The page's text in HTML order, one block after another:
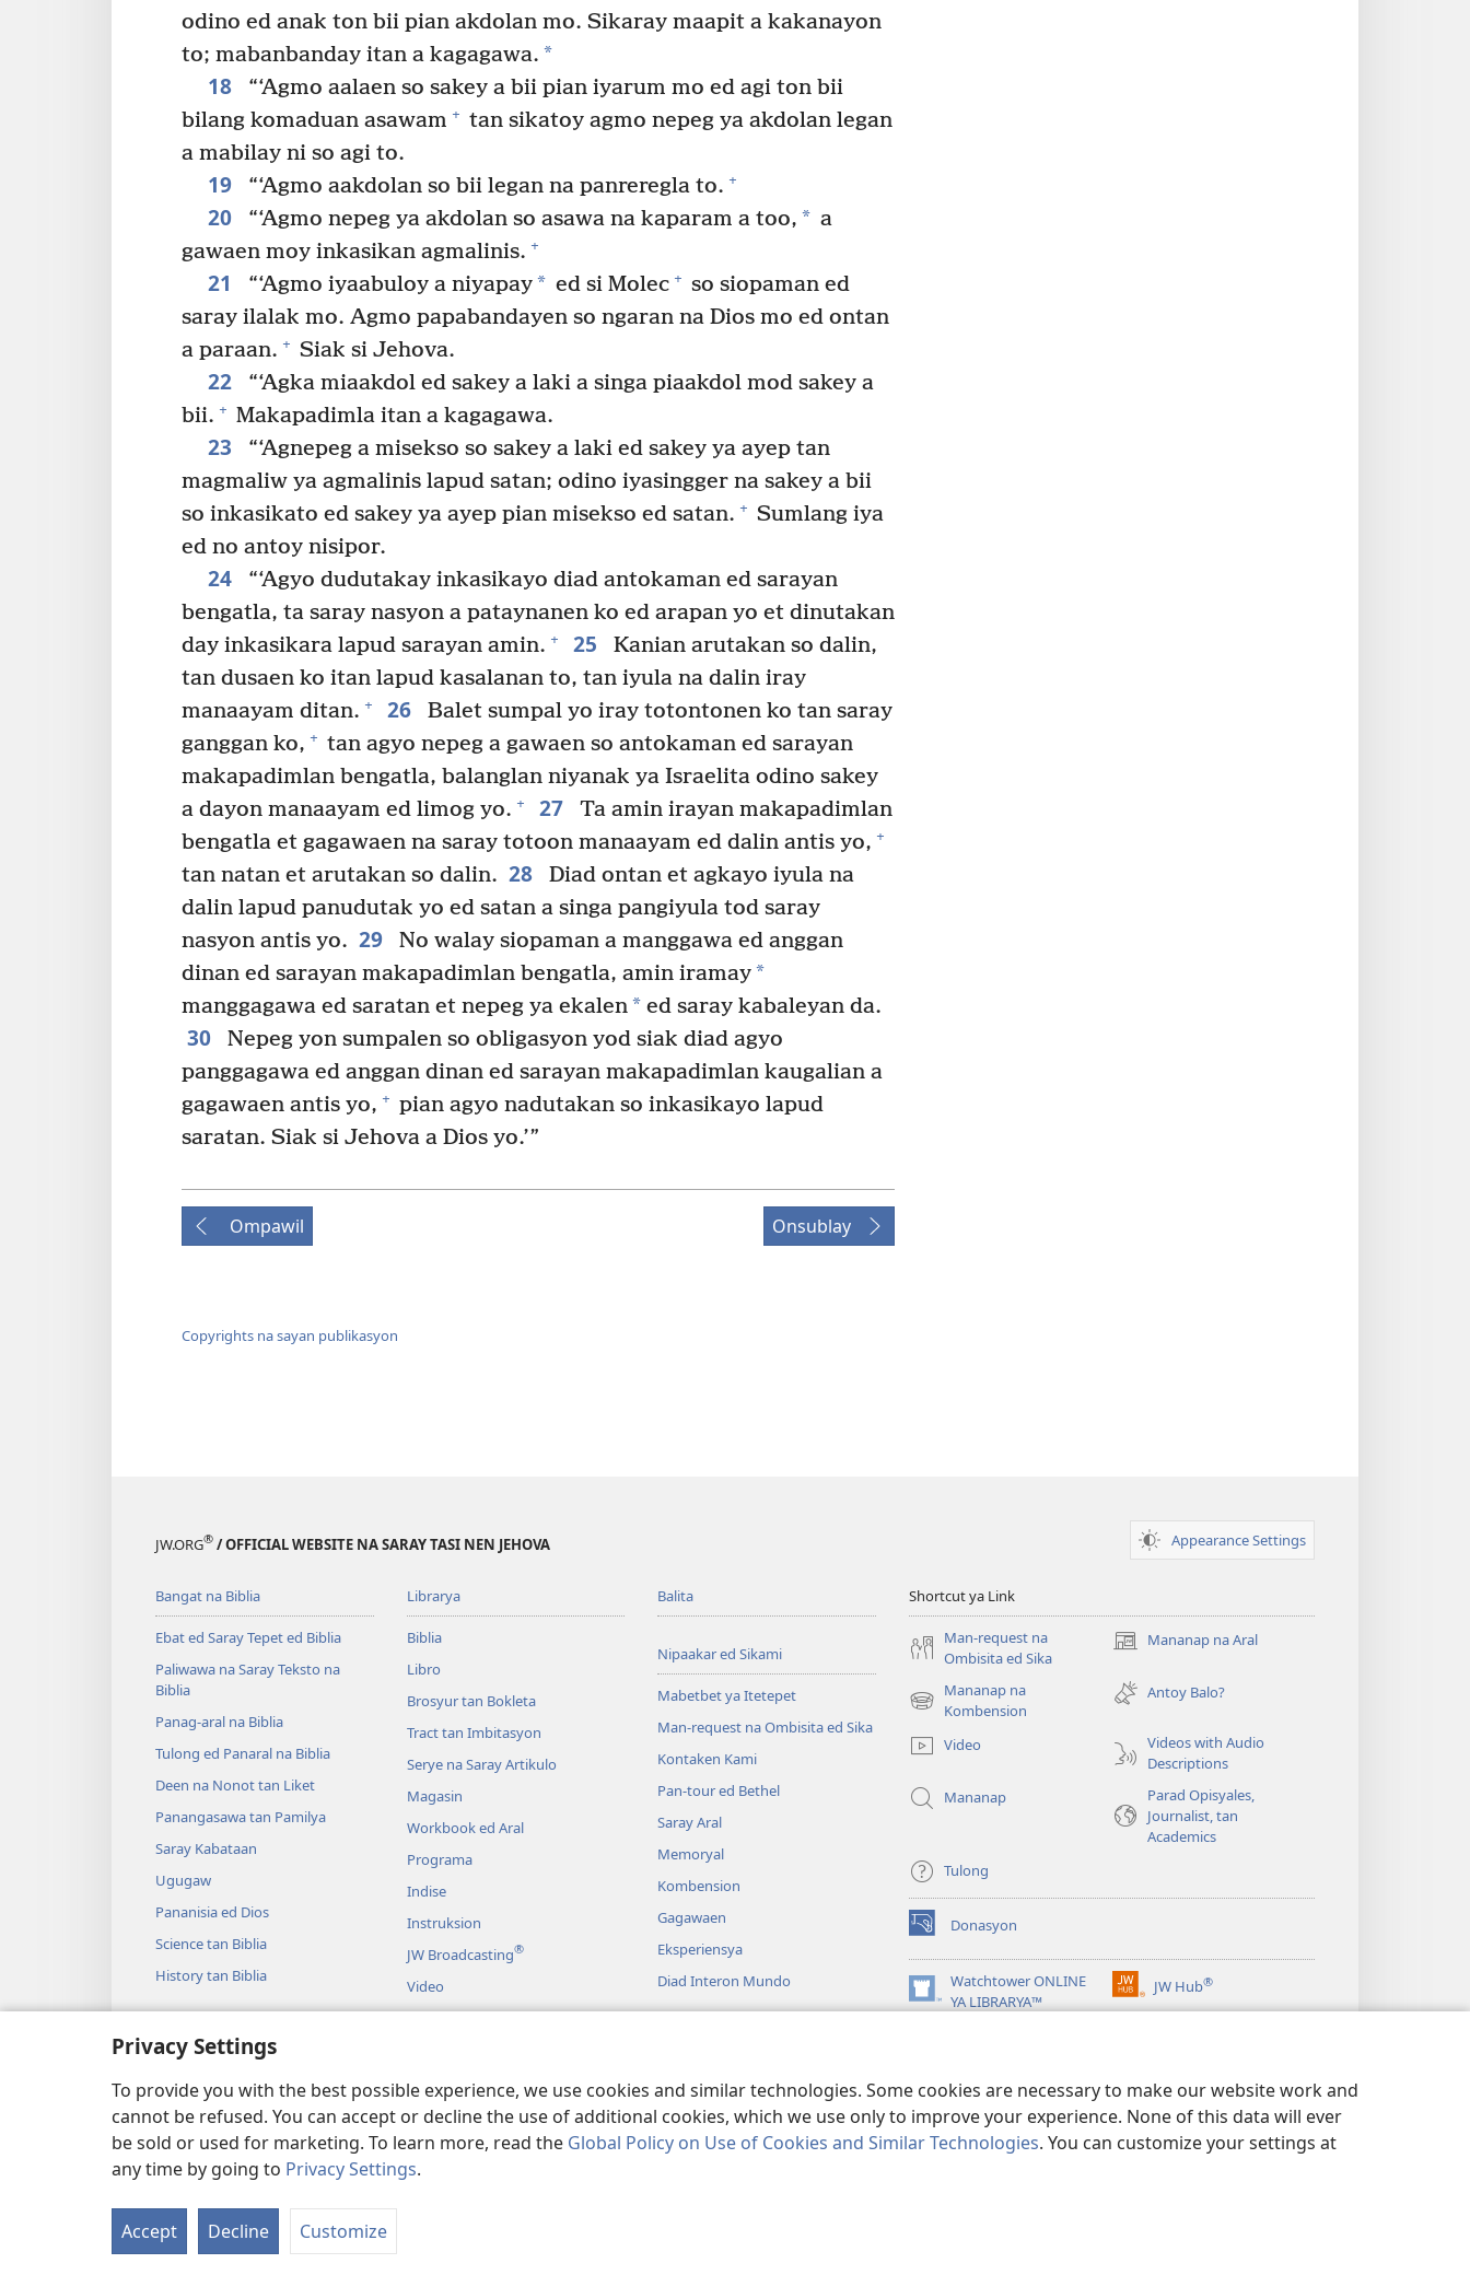
Privacy Settings
To provide you with the best possible experience, we use cookies and similar technologies. Some cookies are necessary to make our website work and
cannot be refused. You can accept or decline the use of additional cookies, which we use only to improve your experience. None of this data will ever
be sold or used for marketing. To learn more, read the Global Policy on Use of Cookies and Similar Technologies. You can customize your settings at
any time by going to Privacy Settings.
Accept Decline Customize
odino ed anak ton bii pian akdolan mo. Sikaray maapit a kakanayon
to; mabanbanday itan a kagagawa. *
18
“‘Agmo aalaen so sakey a bii pian iyarum mo ed agi ton bii
bilang komaduan asawam + tan sikatoy agmo nepeg ya akdolan legan
a mabilay ni so agi to.
19 “‘Agmo aakdolan so bii legan na panreregla to. +
20 “‘Agmo nepeg ya akdolan so asawa na kaparam a too, * a
gawaen moy inkasikan agmalinis. +
21 “‘Agmo iyaabuloy a niyapay* ed si Molec + so siopaman ed
saray ilalak mo. Agmo papabandayen so ngaran na Dios mo ed ontan
a paraan. + Siak si Jehova.
22
“‘Agka miaakdol ed sakey a laki a singa piaakdol mod sakey a
bii. + Makapadimla itan a kagagawa.
23
“‘Agnepeg a misekso so sakey a laki ed sakey ya ayep tan
magmaliw ya agmalinis lapud satan; odino iyasingger na sakey a bii
so inkasikato ed sakey ya ayep pian misekso ed satan. + Sumlang iya
ed no antoy nisipor.
24
“‘Agyo dudutakay inkasikayo diad antokaman ed sarayan
bengatla, ta saray nasyon a pataynanen ko ed arapan yo et dinutakan
day inkasikara lapud sarayan amin. + 25
Kanian arutakan so dalin,
tan dusaen ko itan lapud kasalanan to, tan iyula na dalin iray
manaayam ditan. + 26
Balet sumpal yo iray totontonen ko tan saray
ganggan ko, + tan agyo nepeg a gawaen so antokaman ed sarayan
makapadimlan bengatla, balanglan niyanak ya Israelita odino sakey
a dayon manaayam ed limog yo. + 27
Ta amin irayan makapadimlan
bengatla et gagawaen na saray totoon manaayam ed dalin antis yo, +
tan natan et arutakan so dalin. 28
Diad ontan et agkayo iyula na
dalin lapud panudutak yo ed satan a singa pangiyula tod saray
nasyon antis yo. 29
No walay siopaman a manggawa ed anggan
dinan ed sarayan makapadimlan bengatla, amin iramay*
manggagawa ed saratan et nepeg ya ekalen* ed saray kabaleyan da.
30
Nepeg yon sumpalen so obligasyon yod siak diad agyo
panggagawa ed anggan dinan ed sarayan makapadimlan kaugalian a
gagawaen antis yo, + pian agyo nadutakan so inkasikayo lapud
saratan. Siak si Jehova a Dios yo.’”
Ompawil Onsublay
Copyrights na sayan publikasyon
JW.ORG® / OFFICIAL WEBSITE NA SARAY TASI NEN JEHOVA Appearance Settings
Bangat na Biblia
Ebat ed Saray Tepet ed Biblia
Paliwawa na Saray Teksto na
Biblia
Panag-aral na Biblia
Tulong ed Panaral na Biblia
Deen na Nonot tan Liket
Panangasawa tan Pamilya
Saray Kabataan
Ugugaw
Pananisia ed Dios
Science tan Biblia
History tan Biblia
Librarya
Biblia
Libro
Brosyur tan Bokleta
Tract tan Imbitasyon
Serye na Saray Artikulo
Magasin
Workbook ed Aral
Programa
Indise
Instruksion
JW Broadcasting®
Video
Musika
Dramatikon Panagbasa na Biblia
Balita
Nipaakar ed Sikami
Mabetbet ya Itetepet
Man-request na Ombisita ed Sika
Kontaken Kami
Pan-tour ed Bethel
Saray Aral
Memoryal
Kombension
Gagawaen
Eksperiensya
Diad Interon Mundo
Shortcut ya Link
Man-request na
Ombisita ed Sika
Mananap na Aral
(opens
window)
Mananap na
Kombension
(opens
window)
Antoy Balo?
Video
Videos with Audio
Descriptions
Mananap
Parad Opisyales,
Journalist, tan
Academics
Tulong
Donasyon
(opens
new
window)Watchtower ONLINE
YA LIBRARYA™
(opens
JW Hub®
(opens
new
Copyright© 2026 Watch Tower Bible and Tract Society of Pennsylvania.